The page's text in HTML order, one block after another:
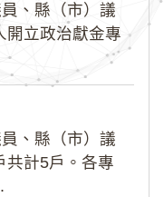
、縣（市）議
開立政治獻金專
、縣（市）議
共計5戶。各專